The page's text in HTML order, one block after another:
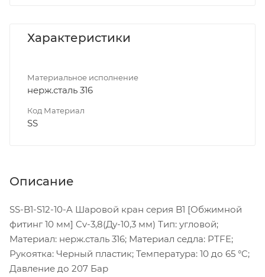
Характеристики
Материальное исполнение
нерж.сталь 316
Код Материал
SS
Описание
SS-B1-S12-10-A Шаровой кран серия B1 [Обжимной
фитинг 10 мм] Cv-3,8(Ду-10,3 мм) Тип: угловой;
Материал: нерж.сталь 316; Материал седла: PTFE;
Рукоятка: Черный пластик; Температура: 10 до 65 °C;
Давление до 207 Бар